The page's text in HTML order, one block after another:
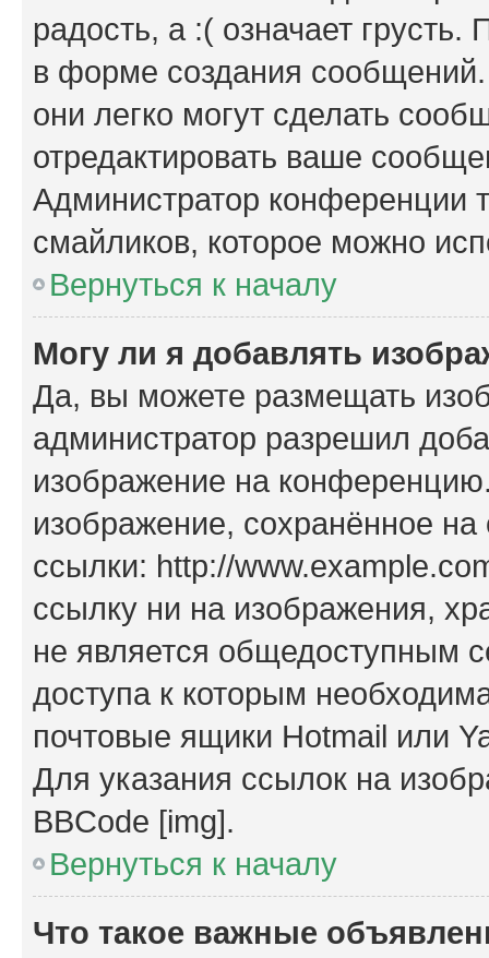
радость, а :( означает
в форме создания сообщений.
они легко могут сделать
отредактировать ваше
Администратор конференции
смайликов, которое можно
Вернуться к началу
Могу ли я добавлять
Да, вы можете размещать
администратор разрешил
изображение на
изображение, сохранённое
ссылки: http://
ссылку ни на изображения,
не является общедоступным
доступа к которым
почтовые ящики Hotmail или
Для указания ссылок на
BBCode [img].
Вернуться к началу
Что такое важные